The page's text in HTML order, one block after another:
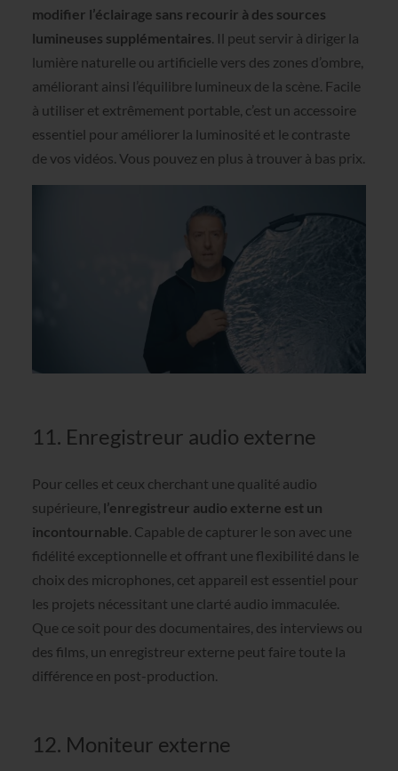
modifier l’éclairage sans recourir à des sources
lumineuses supplémentaires. Il peut servir à diriger la
lumière naturelle ou artificielle vers des zones d’ombre,
améliorant ainsi l’équilibre lumineux de la scène. Facile
à utiliser et extrêmement portable, c’est un accessoire
essentiel pour améliorer la luminosité et le contraste
de vos vidéos. Vous pouvez en plus à trouver à bas prix.
11. Enregistreur audio externe
Pour celles et ceux cherchant une qualité audio
supérieure, l’enregistreur audio externe est un
incontournable . Capable de capturer le son avec une
fidélité exceptionnelle et offrant une flexibilité dans le
choix des microphones, cet appareil est essentiel pour
les projets nécessitant une clarté audio immaculée.
Que ce soit pour des documentaires, des interviews ou
des films, un enregistreur externe peut faire toute la
différence en post-production.
12. Moniteur externe